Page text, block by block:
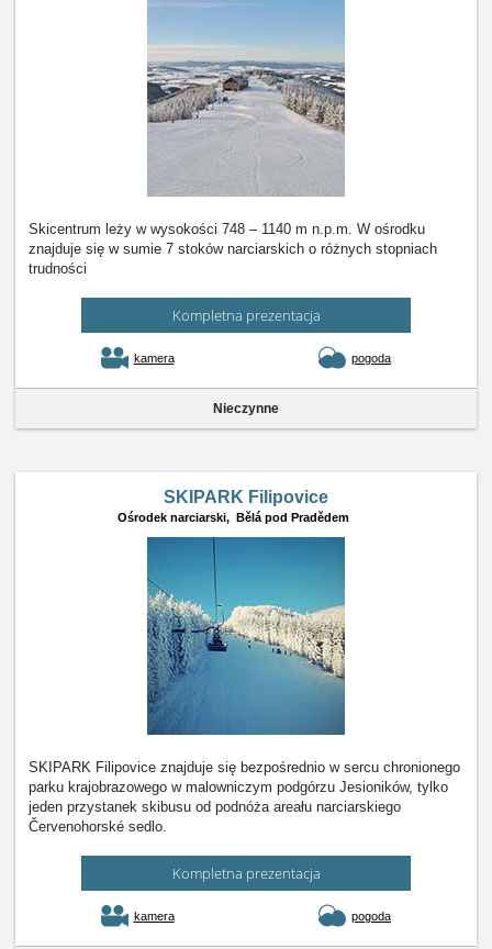
Skicentrum leży w wysokości 748 – 1140 m n.p.m. W ośrodku
znajduje się w sumie 7 stoków narciarskich o różnych stopniach
trudności
Kompletna prezentacja
kamera pogoda
Nieczynne
SKIPARK Filipovice
Ośrodek narciarski, Bělá pod Pradědem
SKIPARK Filipovice znajduje się bezpośrednio w sercu chronionego
parku krajobrazowego w malowniczym podgórzu Jesioników, tylko
jeden przystanek skibusu od podnóża areału narciarskiego
Červenohorské sedlo.
Kompletna prezentacja
kamera pogoda